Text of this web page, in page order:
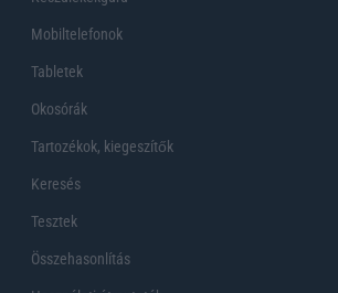
Mobiltelefonok
Tabletek
Okosórák
Tartozékok, kiegeszítők
Keresés
Tesztek
Összehasonlítás